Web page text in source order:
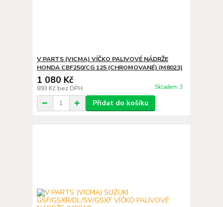
V PARTS (VICMA) VÍČKO PALIVOVÉ NÁDRŽE
HONDA CBF250/CG 125 (CHROMOVANÉ) (M8023)
1 080 Kč
893 Kč bez DPH Skladem 3
Přidat do košíku